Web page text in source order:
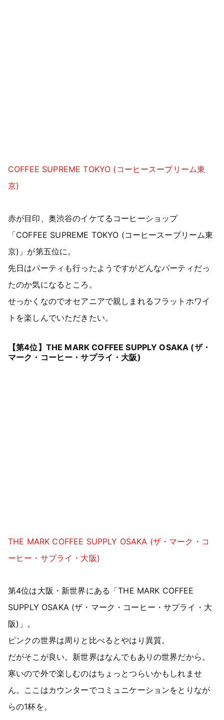
COFFEE SUPREME TOKYO (コーヒースープリーム東
京)
赤が目印、奥渋谷のイケてるコーヒーショップ
「COFFEE SUPREME TOKYO (コーヒースープリーム東
京)」が第五位に。
先日はパーティも行ったようですがどんなパーティだっ
たのか気になるところ。
せっかくなのでオセアニアで親しまれるフラットホワイ
トを楽しんでいただきたい。
【第4位】THE MARK COFFEE SUPPLY OSAKA (ザ・
マーク・コーヒー・サプライ・大阪)
THE MARK COFFEE SUPPLY OSAKA (ザ・マーク・コ
ーヒー・サプライ・大阪)
第4位は大阪・新世界にある「THE MARK COFFEE
SUPPLY OSAKA (ザ・マーク・コーヒー・サプライ・大
阪)」。
ピンクの世界は周りと比べるとやはり異質。
だがそこが良い。新世界はなんでもありの世界だから。
寒いので外で楽しむのはちょっとつらいかもしれませ
ん。ここはカウンターでコミュニケーションをとりなが
らの1杯を。